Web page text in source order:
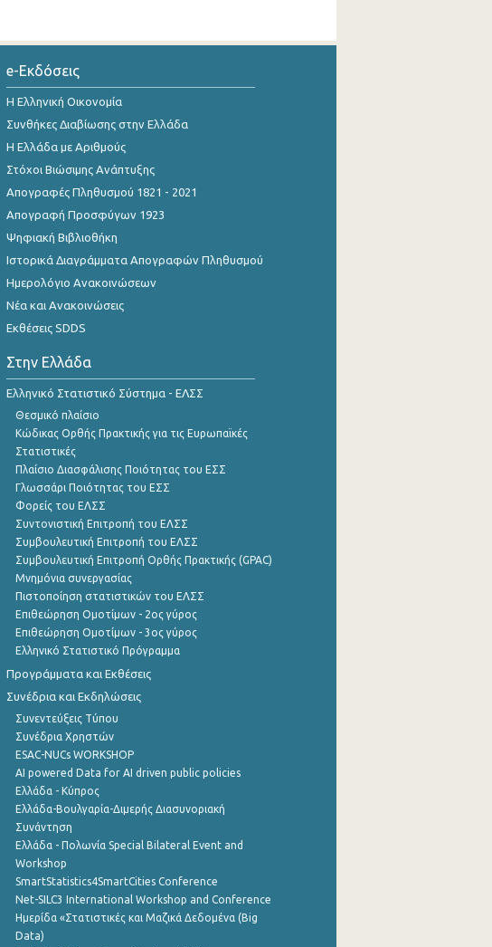
e-Εκδόσεις
Η Ελληνική Οικονομία
Συνθήκες Διαβίωσης στην Ελλάδα
Η Ελλάδα με Αριθμούς
Στόχοι Βιώσιμης Ανάπτυξης
Απογραφές Πληθυσμού 1821 - 2021
Απογραφή Προσφύγων 1923
Ψηφιακή Βιβλιοθήκη
Ιστορικά Διαγράμματα Απογραφών Πληθυσμού
Ημερολόγιο Ανακοινώσεων
Νέα και Ανακοινώσεις
Εκθέσεις SDDS
Στην Ελλάδα
Ελληνικό Στατιστικό Σύστημα - ΕΛΣΣ
Θεσμικό πλαίσιο
Κώδικας Ορθής Πρακτικής για τις Ευρωπαϊκές
Στατιστικές
Πλαίσιο Διασφάλισης Ποιότητας του ΕΣΣ
Γλωσσάρι Ποιότητας του ΕΣΣ
Φορείς του ΕΛΣΣ
Συντονιστική Επιτροπή του ΕΛΣΣ
Συμβουλευτική Επιτροπή του ΕΛΣΣ
Συμβουλευτική Επιτροπή Ορθής Πρακτικής (GPAC)
Μνημόνια συνεργασίας
Πιστοποίηση στατιστικών του ΕΛΣΣ
Επιθεώρηση Ομοτίμων - 2ος γύρος
Επιθεώρηση Ομοτίμων - 3ος γύρος
Ελληνικό Στατιστικό Πρόγραμμα
Προγράμματα και Εκθέσεις
Συνέδρια και Εκδηλώσεις
Συνεντεύξεις Τύπου
Συνέδρια Χρηστών
ESAC-NUCs WORKSHOP
AI powered Data for AI driven public policies
Ελλάδα - Κύπρος
Ελλάδα-Βουλγαρία-Διμερής Διασυνοριακή
Συνάντηση
Ελλάδα - Πολωνία Special Bilateral Event and
Workshop
SmartStatistics4SmartCities Conference
Net-SILC3 International Workshop and Conference
Ημερίδα «Στατιστικές και Μαζικά Δεδομένα (Big
Data)